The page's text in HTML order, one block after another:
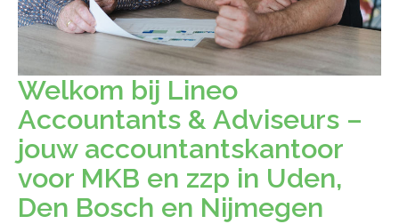
Welkom bij Lineo
Accountants & Adviseurs –
jouw accountantskantoor
voor MKB en zzp in Uden,
Den Bosch en Nijmegen